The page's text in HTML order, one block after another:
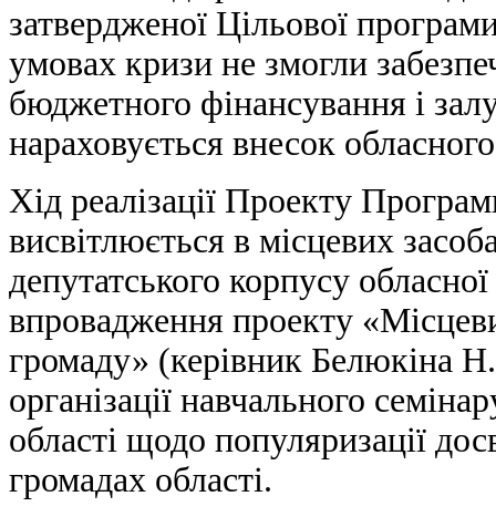
затвердженої Цільової
умовах кризи не змогли
бюджетного фінансування і
нараховується внесок
Хід реалізації Проекту
висвітлюється в місцевих
депутатського корпусу
впровадження проекту
громаду» (керівник Белюкіна
організації навчального
області щодо популяризації
громадах області.